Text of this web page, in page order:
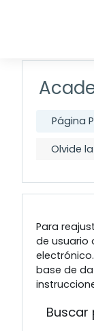
Página
Olvide
Para
de usuario
base de